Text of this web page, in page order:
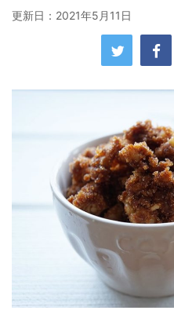
更新日： 2021年5月11日